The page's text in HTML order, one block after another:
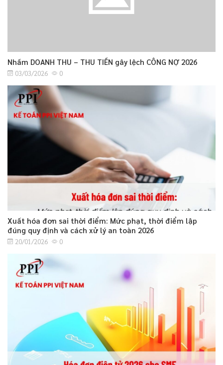
Nhầm DOANH THU – THU TIỀN gây lệch CÔNG NỢ 2026
03/03/2026 0
Xuất hóa đơn sai thời điểm: Mức phạt, thời điểm lập
đúng quy định và cách xử lý an toàn 2026
20/01/2026 0